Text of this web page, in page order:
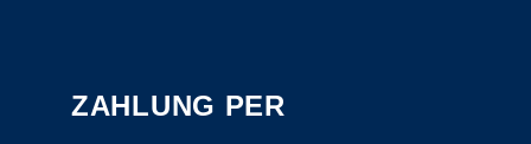
ZAHLUNG PER